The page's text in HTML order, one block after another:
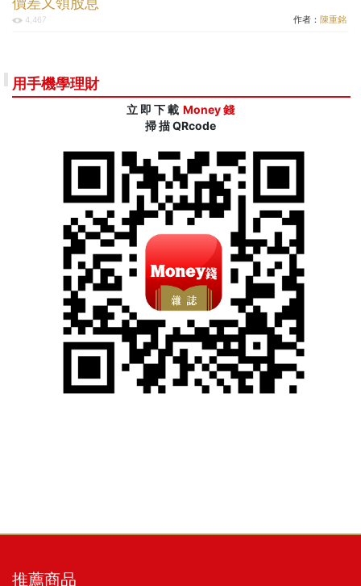
4,467 作者： 陳重銘
用手機學理財
立 即 下 載 Money 錢
掃 描 QRcode
推薦商品